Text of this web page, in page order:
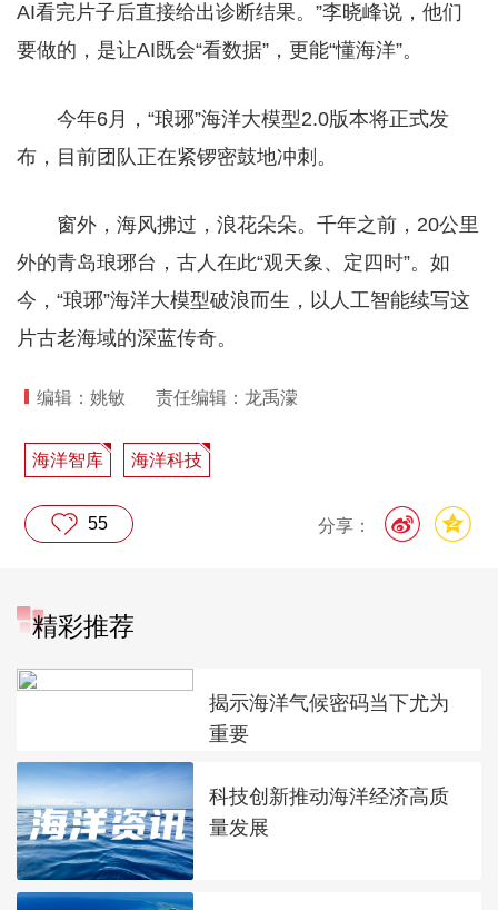
AI看完片子后直接给出诊断结果。”李晓峰说，他们
要做的，是让AI既会“看数据”，更能“懂海洋”。
今年6月，“琅琊”海洋大模型2.0版本将正式发
布，目前团队正在紧锣密鼓地冲刺。
窗外，海风拂过，浪花朵朵。千年之前，20公里
外的青岛琅琊台，古人在此“观天象、定四时”。如
今，“琅琊”海洋大模型破浪而生，以人工智能续写这
片古老海域的深蓝传奇。
编辑：姚敏 责任编辑：龙禹濛
海洋智库 海洋科技
分享：
55
精彩推荐
揭示海洋气候密码当下尤为
重要
科技创新推动海洋经济高质
量发展